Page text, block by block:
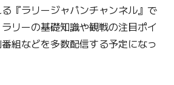
『ラリージャパンチャンネル』で
リーの基礎知識や観戦の注目ポイ
組などを多数配信する予定になっ